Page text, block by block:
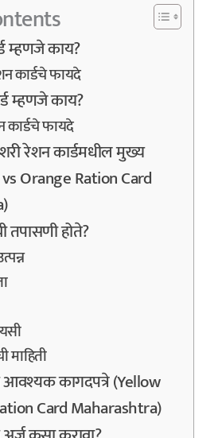
म्हणजे काय?
कार्डचे फायदे
म्हणजे काय?
कार्डचे फायदे
रेशन कार्डमधील मुख्य
Orange Ration Card
तपासणी होते?
माहिती
आवश्यक कागदपत्रे (Yellow
Card Maharashtra)